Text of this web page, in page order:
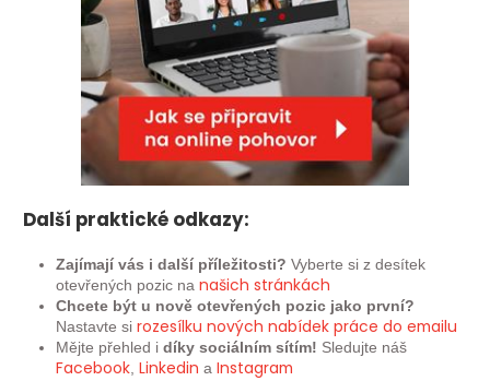
Další praktické odkazy:
Zajímají vás i další příležitosti? Vyberte si z desítek
otevřených pozic na našich stránkách
Chcete být u nově otevřených pozic jako první?
Nastavte si rozesílku nových nabídek práce do emailu
Mějte přehled i díky sociálním sítím! Sledujte náš
Facebook, Linkedin a Instagram